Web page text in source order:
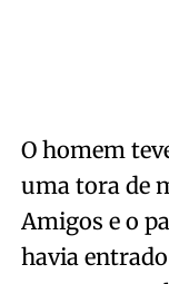
O homem
uma tora de
Amigos e o
havia